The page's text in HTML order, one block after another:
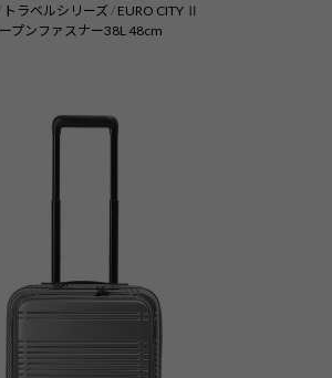
トラベルシリーズ
EURO CITY Ⅱ
プンファスナー38L 48cm